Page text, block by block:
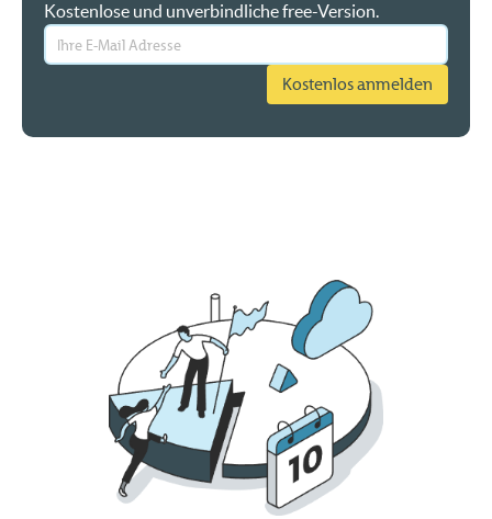
Kostenlose und unverbindliche free-Version.